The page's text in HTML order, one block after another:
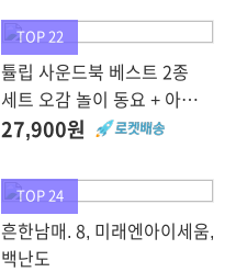
이투스북
TOP 22
튤립 사운드북 베스트 2종
세트 오감 놀이 동요 + 아기
똑똑 동요, 스마트베어
27,900원
TOP 24
흔한남매. 8, 미래엔아이세움,
백난도